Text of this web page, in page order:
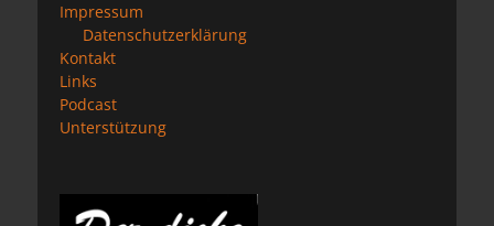
Impressum
Datenschutzerklärung
Kontakt
Links
Podcast
Unterstützung